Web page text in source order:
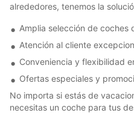
alrededores, tenemos la
Amplia selección de coches
Atención al cliente
Conveniencia y flexibilidad
Ofertas especiales y
No importa si estás de
necesitas un coche para tus